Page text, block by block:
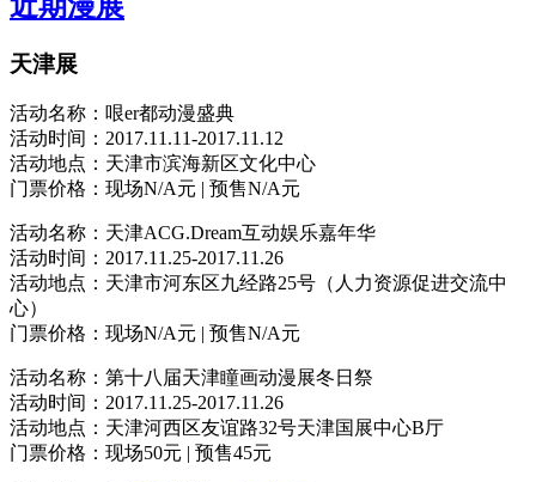
天津展
活动名称：哏er都动漫盛典
活动时间：2017.11.11-2017.11.12
活动地点：天津市滨海新区文化中心
门票价格：现场N/A元 | 预售N/A元
活动名称：天津ACG.Dream互动娱乐嘉年华
活动时间：2017.11.25-2017.11.26
活动地点：天津市河东区九经路25号（人力资源促进交流中
心）
门票价格：现场N/A元 | 预售N/A元
活动名称：第十八届天津瞳画动漫展冬日祭
活动时间：2017.11.25-2017.11.26
活动地点：天津河西区友谊路32号天津国展中心B厅
门票价格：现场50元 | 预售45元